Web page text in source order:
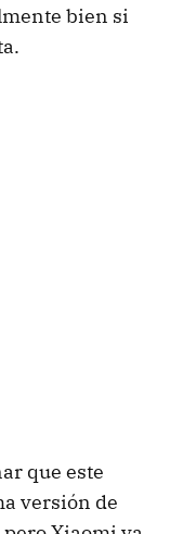
bien si
que este
versión de